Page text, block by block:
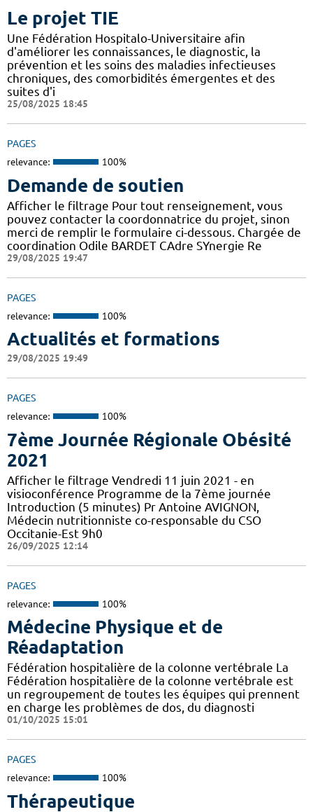
Le projet TIE
Une Fédération Hospitalo-Universitaire afin
d'améliorer les connaissances, le diagnostic, la
prévention et les soins des maladies infectieuses
chroniques, des comorbidités émergentes et des
suites d'i
25/08/2025 18:45
PAGES
relevance: 100%
Demande de soutien
Afficher le filtrage Pour tout renseignement, vous
pouvez contacter la coordonnatrice du projet, sinon
merci de remplir le formulaire ci-dessous. Chargée de
coordination Odile BARDET CAdre SYnergie Re
29/08/2025 19:47
PAGES
relevance: 100%
Actualités et formations
29/08/2025 19:49
PAGES
relevance: 100%
7ème Journée Régionale Obésité
2021
Afficher le filtrage Vendredi 11 juin 2021 - en
visioconférence Programme de la 7ème journée
Introduction (5 minutes) Pr Antoine AVIGNON,
Médecin nutritionniste co-responsable du CSO
Occitanie-Est 9h0
26/09/2025 12:14
PAGES
relevance: 100%
Médecine Physique et de
Réadaptation
Fédération hospitalière de la colonne vertébrale La
Fédération hospitalière de la colonne vertébrale est
un regroupement de toutes les équipes qui prennent
en charge les problèmes de dos, du diagnosti
01/10/2025 15:01
PAGES
relevance: 100%
Thérapeutique